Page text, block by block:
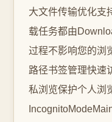
大文件传输优化支
载任务都由
过程不影响您的浏
路径书签管理快速
私浏览保护个人浏